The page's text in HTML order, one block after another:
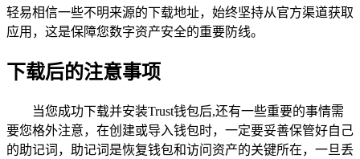
轻易相信一些不明来源的下载地址，始终坚持从官方渠道获取
应用，这是保障您数字资产安全的重要防线。
下载后的注意事项
当您成功下载并安装Trust钱包后,还有一些重要的事情需
要您格外注意，在创建或导入钱包时，一定要妥善保管好自己
的助记词，助记词是恢复钱包和访问资产的关键所在，一旦丢